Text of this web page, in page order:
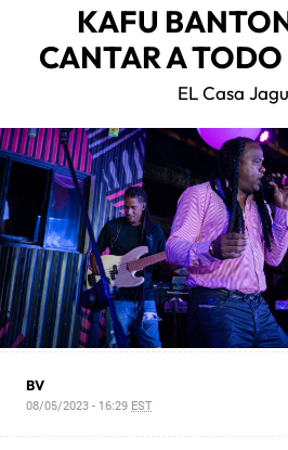
KAFU
CANTAR A
EL Casa
BV
08/05/2023 - 16:29 EST